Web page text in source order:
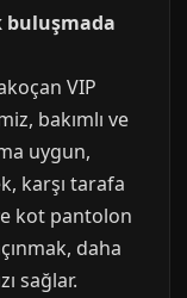
buluşmada
VIP
bakımlı ve
uygun,
karşı tarafa
kot pantolon
daha
sağlar.